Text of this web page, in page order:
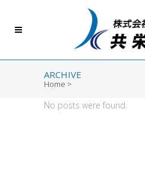
ARCHIVE
Home >
No posts were found.